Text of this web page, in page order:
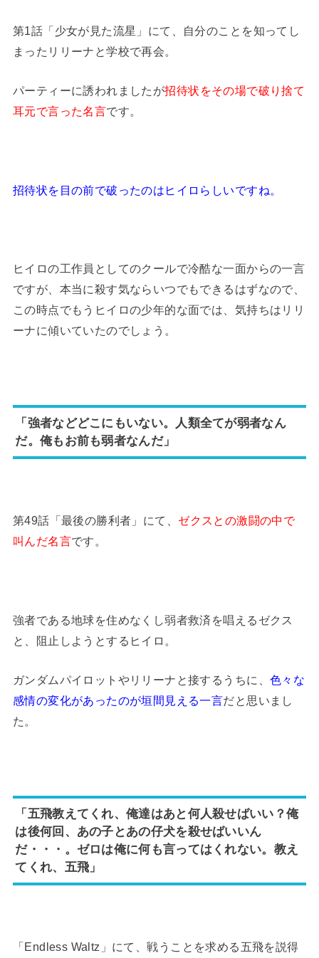
第1話「少女が見た流星」にて、自分のことを知ってし
まったリリーナと学校で再会。
パーティーに誘われましたが招待状をその場で破り捨て
耳元で言った名言です。
招待状を目の前で破ったのはヒイロらしいですね。
ヒイロの工作員としてのクールで冷酷な一面からの一言
ですが、本当に殺す気ならいつでもできるはずなので、
この時点でもうヒイロの少年的な面では、気持ちはリリ
ーナに傾いていたのでしょう。
「強者などどこにもいない。人類全てが弱者なん
だ。俺もお前も弱者なんだ」
第49話「最後の勝利者」にて、 ゼクスとの激闘の中で
叫んだ名言です。
強者である地球を住めなくし弱者救済を唱えるゼクス
と、阻止しようとするヒイロ。
ガンダムパイロットやリリーナと接するうちに、 色々な
感情の変化があったのが垣間見える一言だと思いまし
た。
「五飛教えてくれ、俺達はあと何人殺せばいい？俺
は後何回、あの子とあの仔犬を殺せばいいん
だ・・・。ゼロは俺に何も言ってはくれない。教え
てくれ、五飛」
「Endless Waltz」にて、戦うことを求める五飛を説得